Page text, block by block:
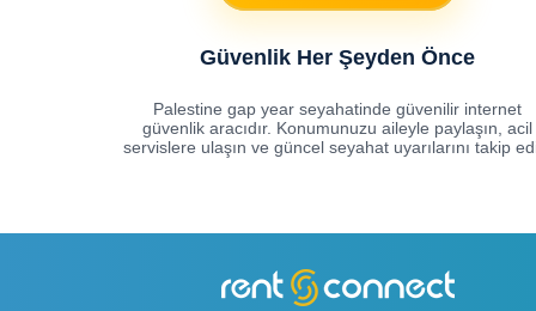
Güvenlik Her Şeyden Önce
Palestine gap year seyahatinde güvenilir internet
güvenlik aracıdır. Konumunuzu aileyle paylaşın, acil
servislere ulaşın ve güncel seyahat uyarılarını takip